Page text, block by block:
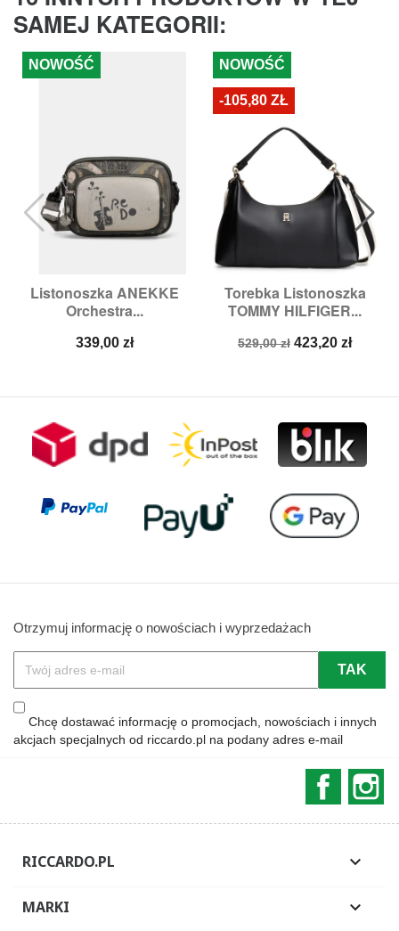
SAMEJ KATEGORII:
Listonoszka ANEKKE
Orchestra...
Cena
339,00 zł
NOWOŚĆ
Torebka Listonoszka
TOMMY HILFIGER...
Cena
529,00 zł Cena
423,20 zł
NOWOŚĆ
-105,80 ZŁ
Otrzymuj informację o nowościach i wyprzedażach
Chcę dostawać informację o promocjach, nowościach i innych
akcjach specjalnych od riccardo.pl na podany adres e-mail
RICCARDO.PL 
MARKI 